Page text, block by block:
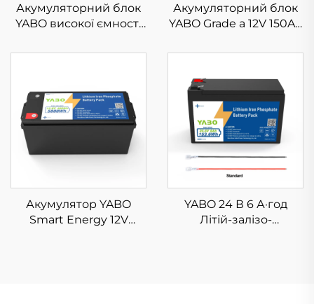
Акумуляторний блок
YABO високої ємності
глибоким циклом
фосфатний, для
автофургонів,
сонячних батарей,
автономних джерел
Акумуляторний блок
YABO Grade a 12V 150Ah
фосфатний, глибокого
кемперів та сонячних
батарей
Акумулятор YABO
Smart Energy 12V
YABO 24 В 6 А·год
Літій-залізо-